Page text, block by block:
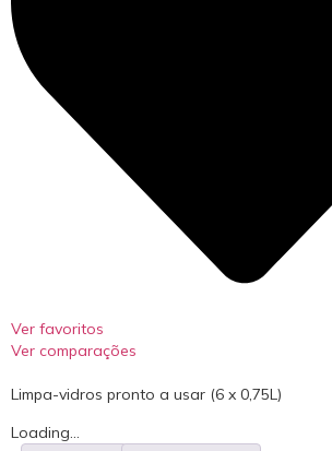
Ver favoritos
Ver comparações
Limpa-vidros pronto a usar (6 x 0,75L)
Loading...